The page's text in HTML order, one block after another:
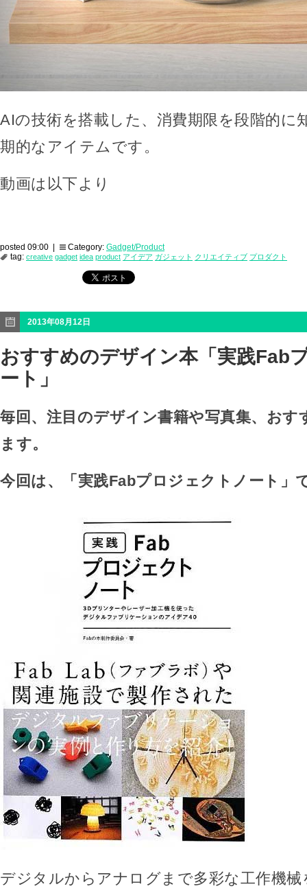
AIの技術を搭載した、消費期限を段階的に
期的なアイテムです。
動画は以下より
posted 09:00 | Category: Gadget/Product
tag: creative gadget idea product アイデア ガジェット クリエイティブ プロダクト
2013年08月12日
おすすめのデザイン本「実践Fab
ート」
毎回、注目のデザイン書籍や写真集、おす
ます。
今回は、「実践Fabプロジェクトノート」
デジタルからアナログまで多彩な工作機械